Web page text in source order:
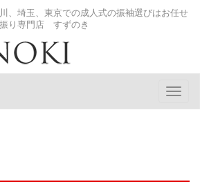
、埼玉、東京での成人式の振袖選びはお任せ
り専門店 すずのき
メ
ニ